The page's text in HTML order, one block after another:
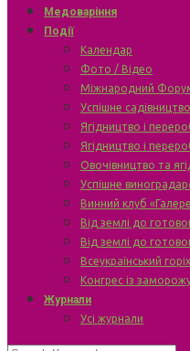
Медоваріння
Події
Календар
Фото / Відео
Міжнародний Форум
Успішне
Ягідництво і
Ягідництво і
Овочівництво та
Успішне
Винний клуб
Від землі до
Від землі до
Всеукраїнський
Конгрес із
Журнали
Усі журнали